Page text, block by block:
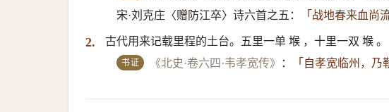
宋·刘克庄〈赠防江卒〉诗六首之五：
「战地春来血尚
2. 古代用来记载里程的土台。五里一单 堠 ，十里一双 堠 。
书证 《北史·卷六四·韦孝宽传》 ： 「自孝宽临州，乃